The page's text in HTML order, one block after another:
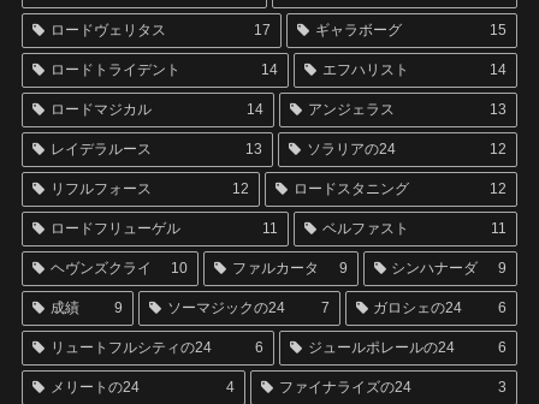
ロードヴェリタス 17 ギャラボーグ 15
ロードトライデント 14 エフハリスト 14
ロードマジカル 14 アンジェラス 13
レイデラルース 13 ソラリアの24 12
リフルフォース 12 ロードスタニング 12
ロードフリューゲル 11 ベルファスト 11
ヘヴンズクライ 10 ファルカータ 9 シンハナーダ 9
成績 9 ソーマジックの24 7 ガロシェの24 6
リュートフルシティの24 6 ジュールポレールの24 6
メリートの24 4 ファイナライズの24 3